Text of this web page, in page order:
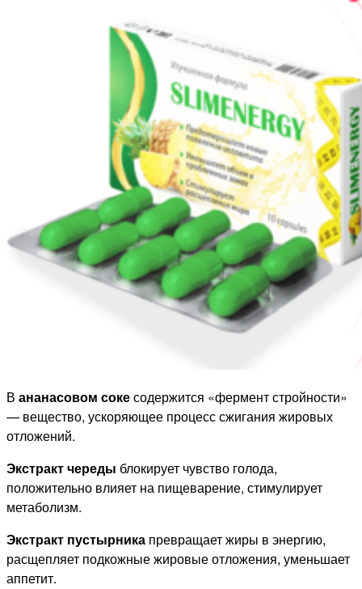
В ананасовом сокесодержится «фермент стройности»
— вещество, ускоряющее процесс сжигания жировых
отложений.
Экстракт череды блокирует чувство голода,
положительно влияет на пищеварение, стимулирует
метаболизм.
Экстракт пустырника превращает жиры в энергию,
расщепляет подкожные жировые отложения, уменьшает
аппетит.